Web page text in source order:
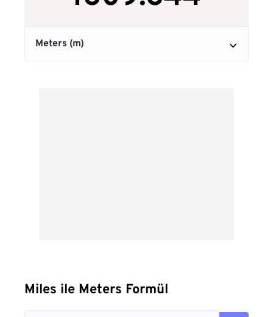
Miles ile Meters Formül